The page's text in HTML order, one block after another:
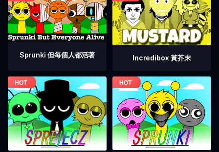
Sprunki 但每個人都活著 Incredibox 黃芥末